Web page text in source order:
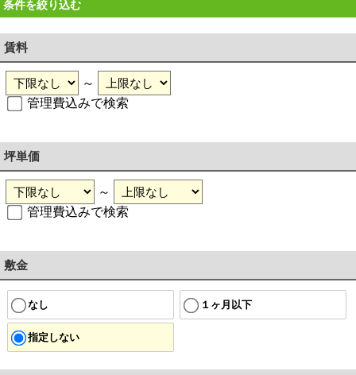
条件を絞り込む
賃料
～
管理費込みで検索
坪単価
～
管理費込みで検索
敷金
なし １ヶ月以下
指定しない